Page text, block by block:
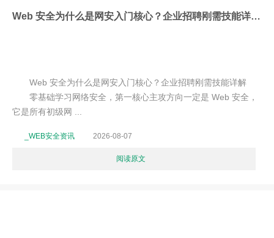
Web 安全为什么是网安入门核心？企业招聘刚需技能详解1
Web 安全为什么是网安入门核心？企业招聘刚需技能详解
零基础学习网络安全，第一核心主攻方向一定是 Web 安全，
它是所有初级网 ...
_WEB安全资讯 2026-08-07
阅读原文